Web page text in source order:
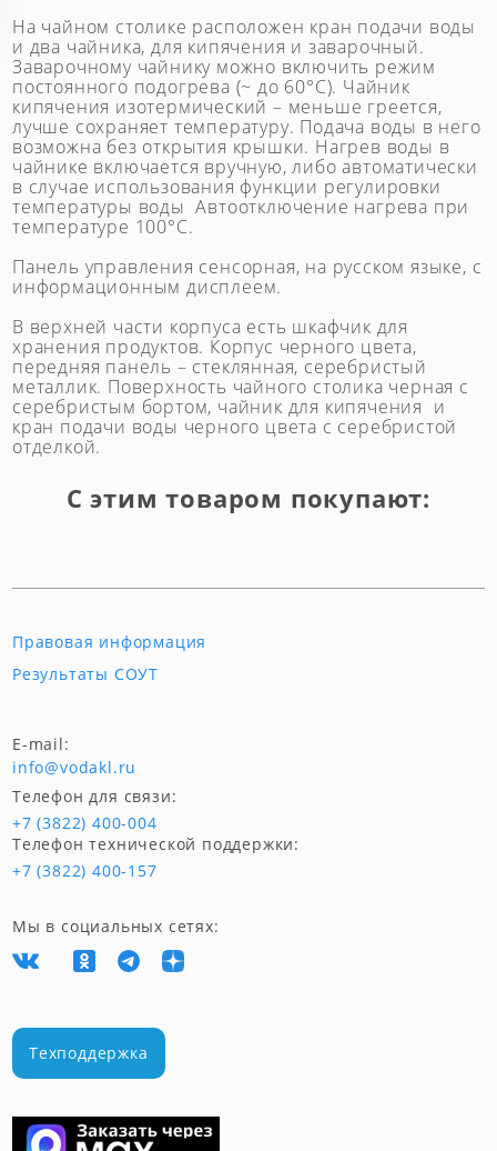
На чайном столике расположен кран подачи воды
и два чайника, для кипячения и заварочный.
Заварочному чайнику можно включить режим
постоянного подогрева (~ до 60°С). Чайник
кипячения изотермический – меньше греется,
лучше сохраняет температуру. Подача воды в него
возможна без открытия крышки. Нагрев воды в
чайнике включается вручную, либо автоматически
в случае использования функции регулировки
температуры воды Автоотключение нагрева при
температуре 100°С.
Панель управления сенсорная, на русском языке, с
информационным дисплеем.
В верхней части корпуса есть шкафчик для
хранения продуктов. Корпус черного цвета,
передняя панель – стеклянная, серебристый
металлик. Поверхность чайного столика черная с
серебристым бортом, чайник для кипячения и
кран подачи воды черного цвета с серебристой
отделкой.
С этим товаром покупают:
Правовая информация
Результаты СОУТ
Телефон для связи:
+7 (3822) 400-004
Телефон технической поддержки:
+7 (3822) 400-157
E-mail:
info@vodakl.ru
Мы в социальных сетях:
Техподдержка